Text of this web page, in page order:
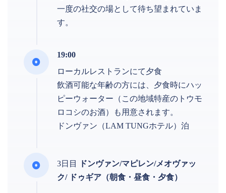
一度の社交の場として待ち望まれていま
す。
19:00
ローカルレストランにて夕食
飲酒可能な年齢の方には、夕食時にハッ
ピーウォーター（この地域特産のトウモ
ロコシのお酒）も用意されます。
ドンヴァン（LAM TUNGホテル）泊
3日目
ドンヴァン/マピレン/メオヴァッ
ク/ ドゥギア（朝食・昼食・夕食）